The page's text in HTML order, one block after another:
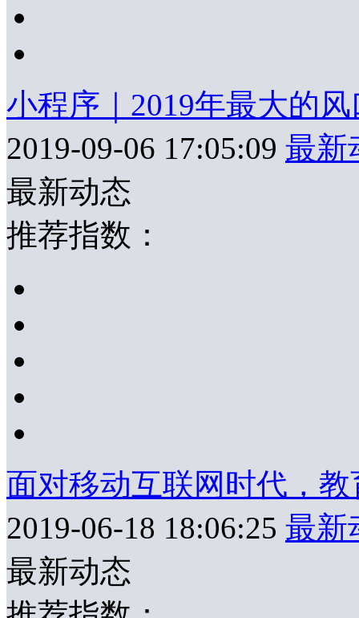
小程序｜2019年最大的
2019-09-06 17:05:09 最新
最新动态
推荐指数：
面对移动互联网时代，
2019-06-18 18:06:25 最新
最新动态